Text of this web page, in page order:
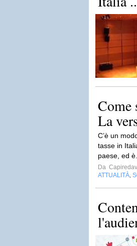
Come
La
C’è un
tasse in
paese, ed
Da
ATTUALITÀ